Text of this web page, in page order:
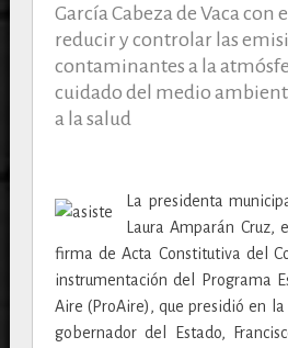
García Cabeza de Vaca con
reducir y controlar las
contaminantes a la
cuidado del medio
a la salud
La presidenta
Laura Amparán Cruz,
firma de Acta Constitutiva del
instrumentación del Programa
Aire (ProAire), que presidió en la
gobernador del Estado,